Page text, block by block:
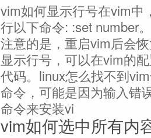
vim如何显示行号在vim中
行以下命令: :set number
注意的是，重启vim后会
显示行号，可以在vim的
代码。linux怎么找不到
命令，可能是因为输入错
命令来安装vi
vim如何选中所有内